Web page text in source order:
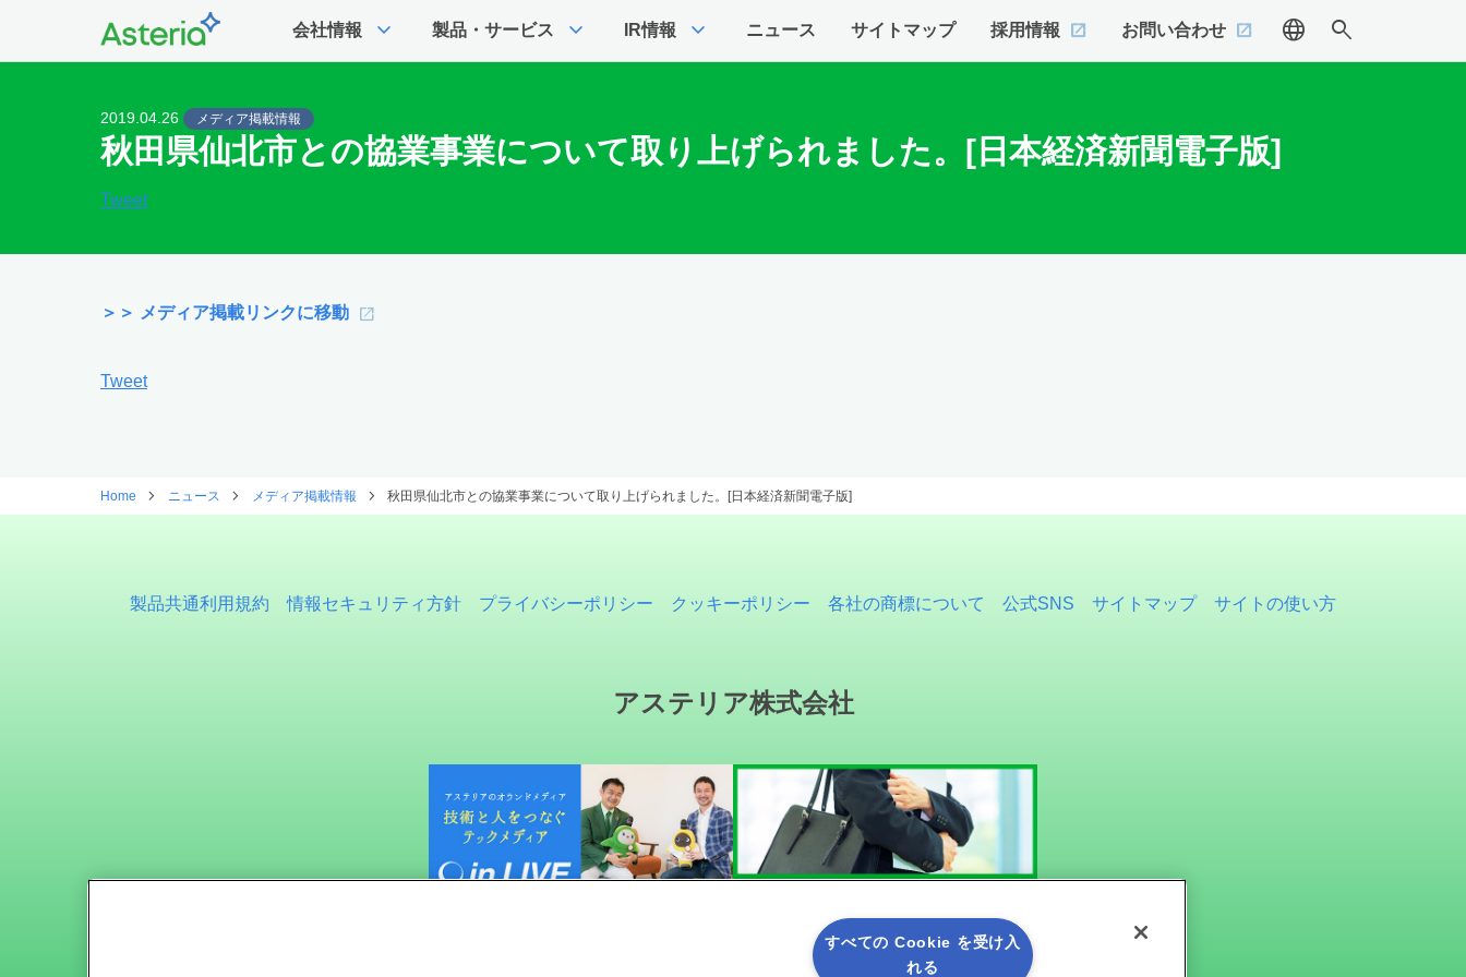
会社情報 expand_more 製品・サービス expand_more IR情報 expand_more ニュース サイトマップ 採用情報 お問い合わせ language search
2019.04.26 メディア掲載情報
秋田県仙北市との協業事業について取り上げられました。[日本経済新聞電子版]
Tweet
＞＞ メディア掲載リンクに移動
Tweet
Home ニュース メディア掲載情報 秋田県仙北市との協業事業について取り上げられました。[日本経済新聞電子版]
製品共通利用規約 情報セキュリティ方針 プライバシーポリシー クッキーポリシー 各社の商標について 公式SNS サイトマップ サイトの使い方
アステリア株式会社
すべての Cookie を受け入
れる